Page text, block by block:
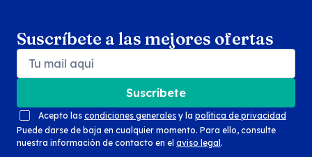
Suscríbete a las mejores ofertas
Suscríbete
Acepto las condiciones generales y la política de privacidad
Puede darse de baja en cualquier momento. Para ello, consulte
nuestra información de contacto en el aviso legal .